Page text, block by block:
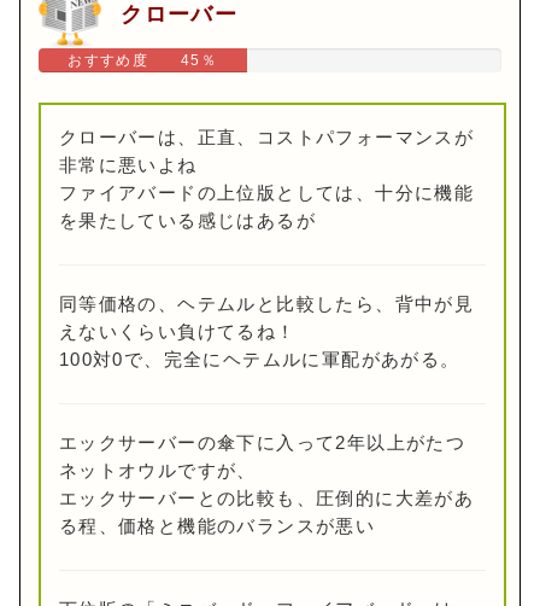
クローバー
おすすめ度 45％
クローバーは、正直、コストパフォーマンスが
非常に悪いよね
ファイアバードの上位版としては、十分に機能
を果たしている感じはあるが
同等価格の、ヘテムルと比較したら、背中が見
えないくらい負けてるね！
100対0で、完全にヘテムルに軍配があがる。
エックサーバーの傘下に入って2年以上がたつ
ネットオウルですが、
エックサーバーとの比較も、圧倒的に大差があ
る程、価格と機能のバランスが悪い